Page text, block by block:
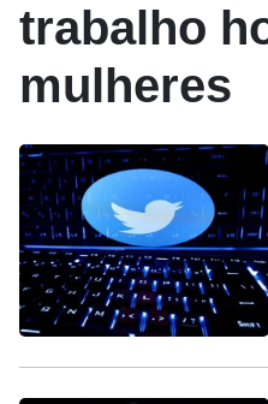
trabalho
mulheres